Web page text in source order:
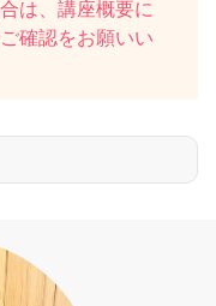
は、講座概要に
確認をお願いい